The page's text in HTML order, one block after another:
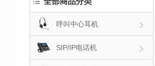
呼叫中心耳机
SIP/IP电话机